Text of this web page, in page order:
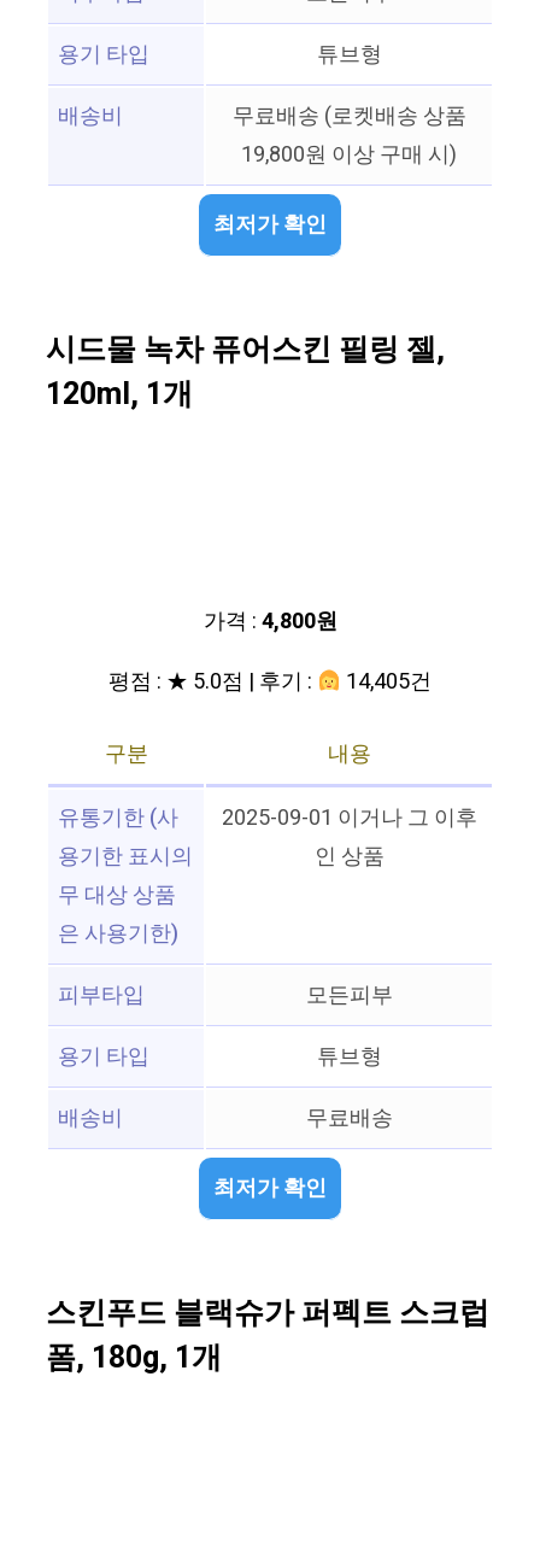
용기 타입
튜브형
배송비
무료배송 (로켓배송 상품
19,800원 이상 구매 시)
최저가 확인
시드물 녹차 퓨어스킨 필링 젤,
120ml, 1개
가격 :4,800원
평점 : ★ 5.0점 | 후기 :
14,405건
구분
내용
유통기한 (사
용기한 표시의
무 대상 상품
은 사용기한)
2025-09-01 이거나 그 이후
인 상품
피부타입
모든피부
용기 타입
튜브형
배송비
무료배송
최저가 확인
스킨푸드 블랙슈가 퍼펙트 스크럽
폼, 180g, 1개